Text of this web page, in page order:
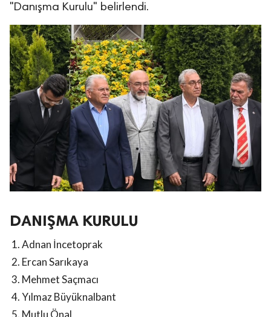
"Danışma Kurulu" belirlendi.
DANIŞMA KURULU
Adnan İncetoprak
Ercan Sarıkaya
Mehmet Saçmacı
Yılmaz Büyüknalbant